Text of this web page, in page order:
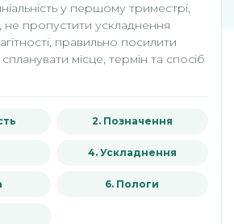
у першому триместрі,
не пропустити ускладнення
правильно посилити
місце, термін та спосіб
2. Позначення
4. Ускладнення
6. Пологи